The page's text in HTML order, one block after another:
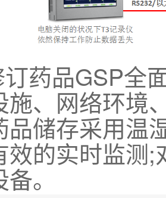
药品GSP全
施、网络环境
品储存采用温
效的实时监测
。